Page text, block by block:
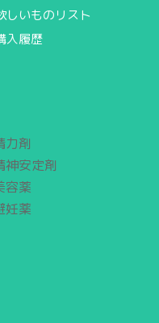
しいものリスト
入履歴
力剤
神安定剤
容薬
妊薬